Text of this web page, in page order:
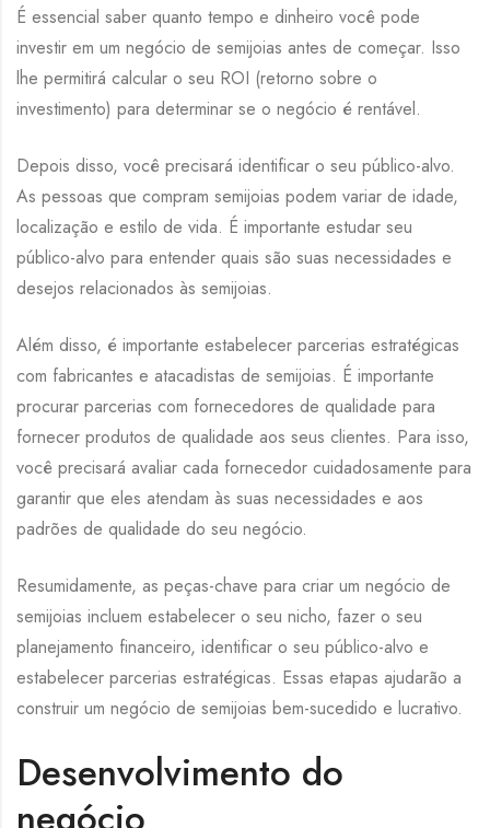
É essencial saber quanto tempo e dinheiro você pode
investir em um negócio de semijoias antes de começar. Isso
lhe permitirá calcular o seu ROI (retorno sobre o
investimento) para determinar se o negócio é rentável.
Depois disso, você precisará identificar o seu público-alvo.
As pessoas que compram semijoias podem variar de idade,
localização e estilo de vida. É importante estudar seu
público-alvo para entender quais são suas necessidades e
desejos relacionados às semijoias.
Além disso, é importante estabelecer parcerias estratégicas
com fabricantes e atacadistas de semijoias. É importante
procurar parcerias com fornecedores de qualidade para
fornecer produtos de qualidade aos seus clientes. Para isso,
você precisará avaliar cada fornecedor cuidadosamente para
garantir que eles atendam às suas necessidades e aos
padrões de qualidade do seu negócio.
Resumidamente, as peças-chave para criar um negócio de
semijoias incluem estabelecer o seu nicho, fazer o seu
planejamento financeiro, identificar o seu público-alvo e
estabelecer parcerias estratégicas. Essas etapas ajudarão a
construir um negócio de semijoias bem-sucedido e lucrativo.
Desenvolvimento do